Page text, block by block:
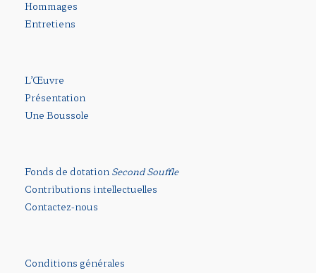
Hommages
Entretiens
L’Œuvre
Présentation
Une Boussole
Fonds de dotationSecond Souffle
Contributions intellectuelles
Contactez-nous
Conditions générales